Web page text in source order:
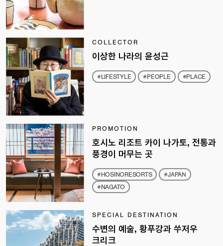
COLLECTOR
이상한 나라의 윤성근
#LIFESTYLE #PEOPLE #PLACE
PROMOTION
호시노 리조트 카이 나가토, 전통과
풍경이 머무는 곳
#HOSINORESORTS
#JAPAN
#NAGATO
SPECIAL DESTINATION
수변의 예술, 황푸강과 쑤저우
크리크